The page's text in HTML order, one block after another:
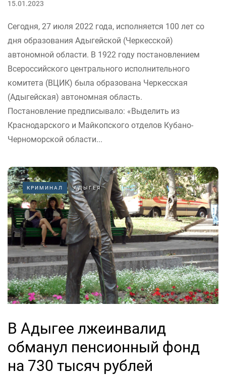
15.01.2023
Сегодня, 27 июля 2022 года, исполняется 100 лет со
дня образования Адыгейской (Черкесской)
автономной области. В 1922 году постановлением
Всероссийского центрального исполнительного
комитета (ВЦИК) была образована Черкесская
(Адыгейская) автономная область.
Постановление предписывало: «Выделить из
Краснодарского и Майкопского отделов Кубано-
Черноморской области...
КРИМИНАЛ АДЫГЕЯ
В Адыгее лжеинвалид
обманул пенсионный фонд
на 730 тысяч рублей